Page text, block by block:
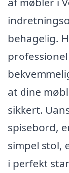
behagelig.
at dine
sikkert.
spisebord,
simpel stol,
i perfekt